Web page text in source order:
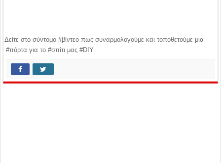
Δείτε στο σύντομο #βίντεο πως συναρμολογούμε και τοποθετούμε μια
#πόρτα για το #σπίτι μας #DIY